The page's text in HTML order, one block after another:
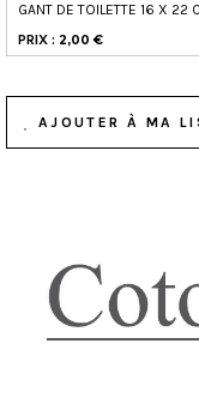
GANT DE TOILETTE 16 X 22
PRIX : 2,00 €
AJOUTER À MA